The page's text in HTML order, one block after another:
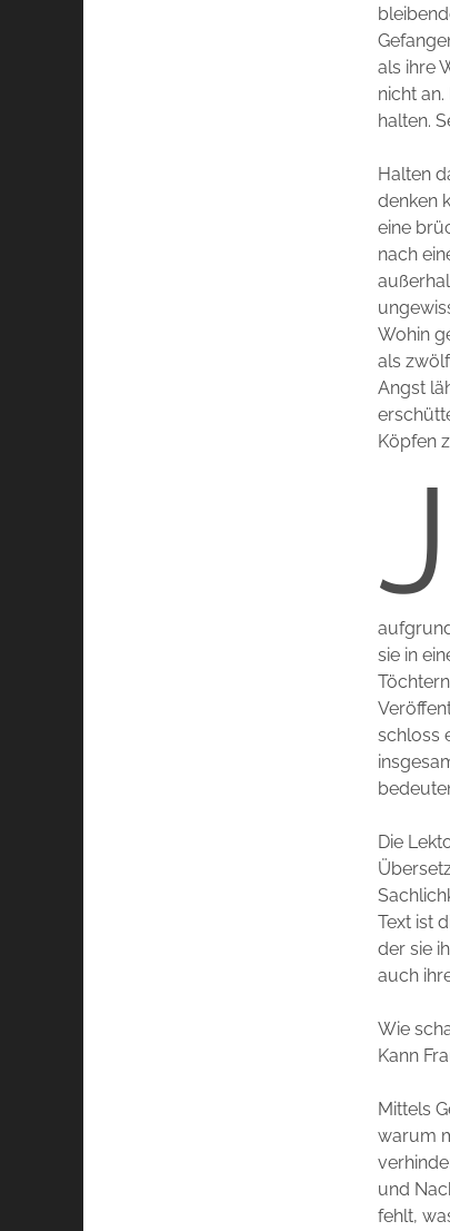
als ihre
nicht
halten.
Halten
denken
eine
nach
Wohin
als
Angst
Köpfen
J
sie in
schloss
Die
Text ist
der sie
auch
Wie
Kann
Mittels
warum
und
fehlt,